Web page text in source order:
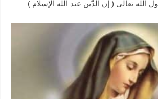
الله تعالى ( إن الدّين عند الله الإسلام )